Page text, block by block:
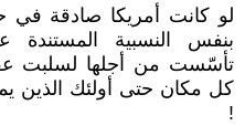
لو كانت أمريكا صادقة
بنفس النسبية المستندة
تأسّست من أجلها لسلبت
كل مكان حتى أولئك الذين
!